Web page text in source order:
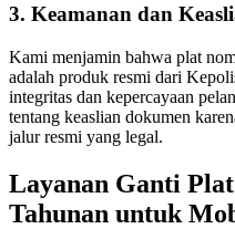
3. Keamanan dan
Kami menjamin bahwa plat
adalah produk resmi dari
integritas dan kepercayaan
tentang keaslian dokumen
jalur resmi yang legal.
Layanan Ganti
Tahunan untuk